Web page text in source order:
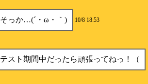
そっか…(´・ω・｀) 10/8 18:53
テスト期間中だったら頑張ってねっ！（